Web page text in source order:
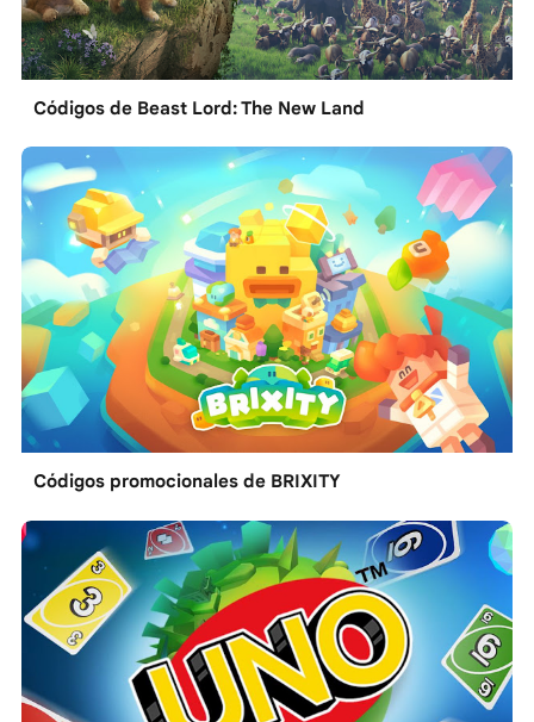
Códigos de Beast Lord: The New Land
Códigos promocionales de BRIXITY